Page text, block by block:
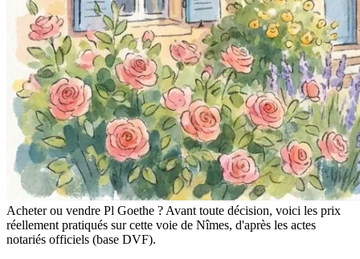
Acheter ou vendre Pl Goethe ? Avant toute décision, voici les prix
réellement pratiqués sur cette voie de Nîmes, d'après les actes
notariés officiels (base DVF).